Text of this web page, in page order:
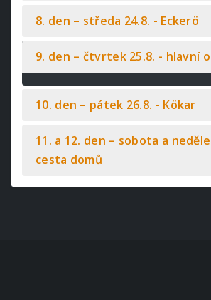
8. den – středa 24.8. - Eckerö
9. den – čtvrtek 25.8. - hlavní
10. den – pátek 26.8. - Kökar
11. a 12. den – sobota a
cesta domů